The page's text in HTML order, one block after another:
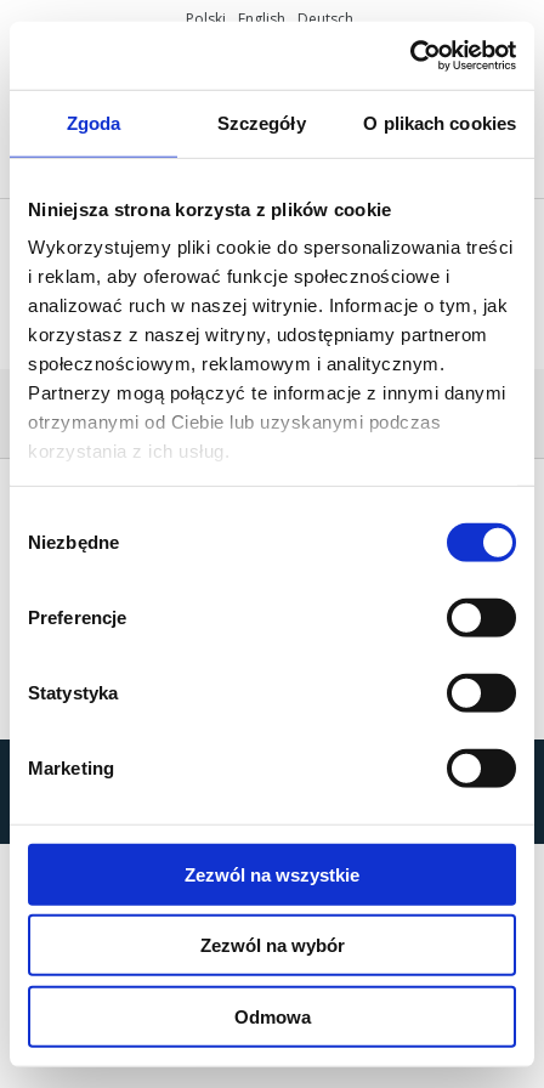
Zgoda Szczegóły O plikach cookies
Niniejsza strona korzysta z plików cookie
Wykorzystujemy pliki cookie do spersonalizowania treści
i reklam, aby oferować funkcje społecznościowe i
analizować ruch w naszej witrynie. Informacje o tym, jak
korzystasz z naszej witryny, udostępniamy partnerom
społecznościowym, reklamowym i analitycznym.
Partnerzy mogą połączyć te informacje z innymi danymi
otrzymanymi od Ciebie lub uzyskanymi podczas
korzystania z ich usług.
zgody
Niezbędne
Preferencje
Statystyka
Marketing
Zezwól na wszystkie
Zezwól na wybór
Odmowa
Polski English Deutsch
+48 61 825 81 11
info@mobilus.pl
BANER_HM-COMPRESSOR
Home/COSMO | 2WAY /baner_hm-compressor